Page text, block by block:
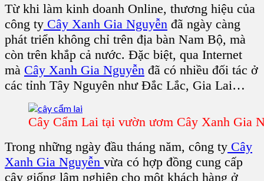
Từ khi làm kinh doanh Online, thương hiệu của
công ty Cây Xanh Gia Nguyễn đã ngày càng
phát triển không chỉ trên địa bàn Nam Bộ, mà
còn trên khắp cả nước. Đặc biệt, qua Internet
mà Cây Xanh Gia Nguyễn đã có nhiều đối tác ở
các tỉnh Tây Nguyên như Đắc Lắc, Gia Lai…
Cây Cẩm Lai tại vườn ươm Cây Xanh Gia
Trong những ngày đầu tháng năm, công ty Cây
Xanh Gia Nguyễn vừa có hợp đồng cung cấp
cây giống lâm nghiệp cho một khách hàng ở